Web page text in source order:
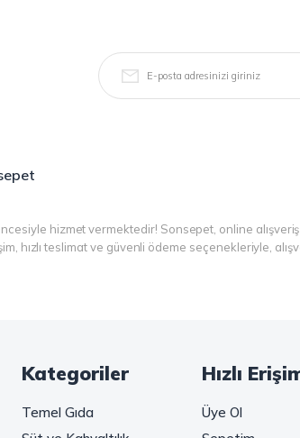
hizmet vermektedir! Sonsepet, online
teslimat ve güvenli ödeme seçenekleriyle,
arıyorsanız, hazır Türk kahvesi ve cappuccino
olan bu ürünler, Sonsepet güvencesiyle sizleri
Kategoriler
Temel Gıda
Hızlı
Üye Ol